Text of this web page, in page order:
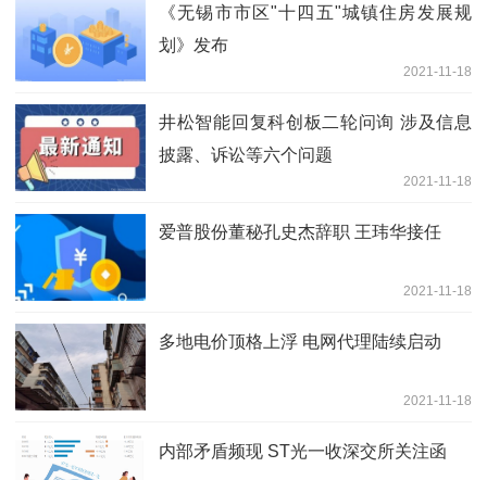
《无锡市市区"十四五"城镇住房发展规
划》发布
2021-11-18
井松智能回复科创板二轮问询 涉及信息
披露、诉讼等六个问题
2021-11-18
爱普股份董秘孔史杰辞职 王玮华接任
2021-11-18
多地电价顶格上浮 电网代理陆续启动
2021-11-18
内部矛盾频现 ST光一收深交所关注函